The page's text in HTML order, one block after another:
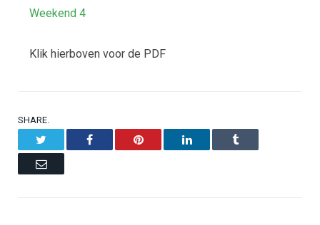
Weekend 4
Klik hierboven voor de PDF
SHARE.
Facebook Pinterest LinkedIn Tumblr
Email